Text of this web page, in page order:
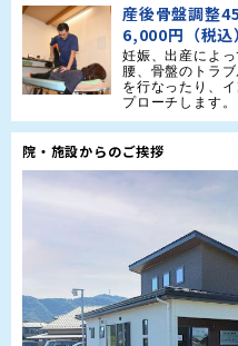
産後骨盤調整
6,000円（税込
妊娠、出産によ
腰、骨盤のトラ
を行なったり、
プローチします。
院・施設からのご挨拶